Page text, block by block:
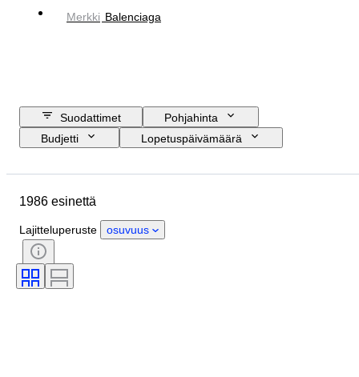
Merkki Balenciaga
Suodattimet
Pohjahinta
Budjetti
Lopetuspäivämäärä
Materiaali
Väri
Mukana asusteet
Malli
1986 esinettä
Lajitteluperuste osuvuus